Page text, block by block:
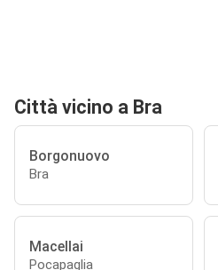
Città vicino a Bra
Borgonuovo
Bra
Macellai
Pocapaglia